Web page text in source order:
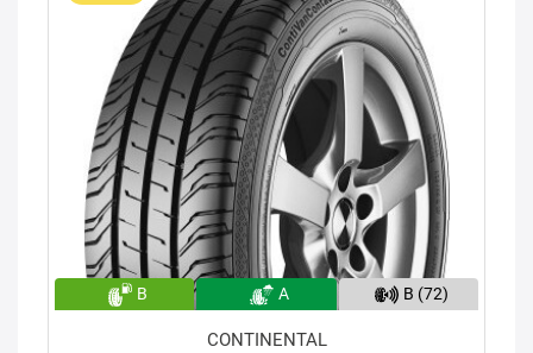
B A B (72)
CONTINENTAL